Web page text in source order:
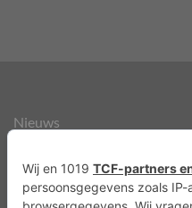
Nieuws
Over ons